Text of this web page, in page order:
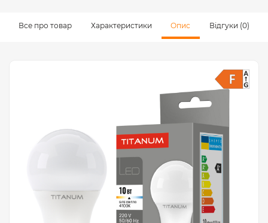
Все про товар Характеристики Опис Відгуки (0)